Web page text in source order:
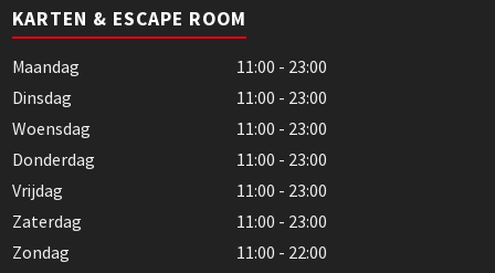
KARTEN & ESCAPE ROOM
Maandag
11:00 - 23:00
Dinsdag
11:00 - 23:00
Woensdag
11:00 - 23:00
Donderdag
11:00 - 23:00
Vrijdag
11:00 - 23:00
Zaterdag
11:00 - 23:00
Zondag
11:00 - 22:00